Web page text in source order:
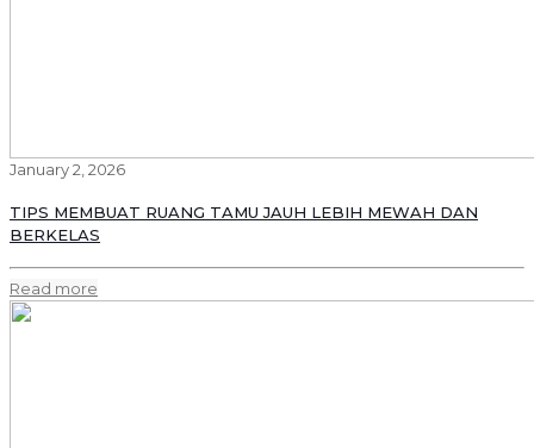
January 2, 2026
TIPS MEMBUAT RUANG TAMU JAUH LEBIH MEWAH DAN
BERKELAS
Read more